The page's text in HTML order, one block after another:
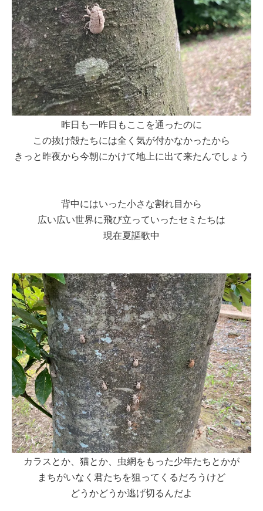
昨日も一昨日もここを通ったのに
この抜け殻たちには全く気が付かなかったから
きっと昨夜から今朝にかけて地上に出て来たんでしょう
背中にはいった小さな割れ目から
広い広い世界に飛び立っていったセミたちは
現在夏謳歌中
カラスとか、猫とか、虫網をもった少年たちとかが
まちがいなく君たちを狙ってくるだろうけど
どうかどうか逃げ切るんだよ